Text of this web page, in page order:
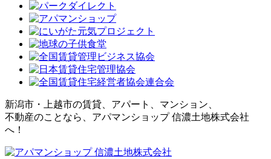
新潟市・上越市の賃貸、アパート、マンション、
不動産のことなら、アパマンショップ 信濃土地株式会社
へ！